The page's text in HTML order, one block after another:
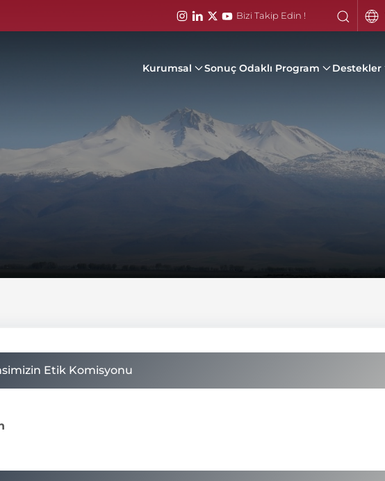
Bizi Takip Edin !
Kurumsal Sonuç Odaklı Program Destekler
Etik Komisyonu